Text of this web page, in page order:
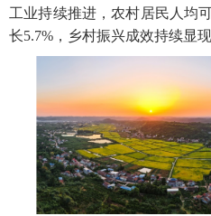
工业持续推进，农村居民人均
长5.7%，乡村振兴成效持续显现